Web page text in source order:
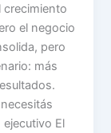
crecimiento
el negocio
pero
más
ejecutivo El